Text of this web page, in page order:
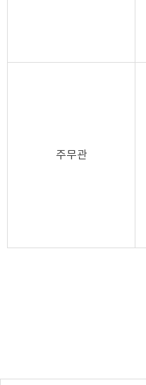
주무관